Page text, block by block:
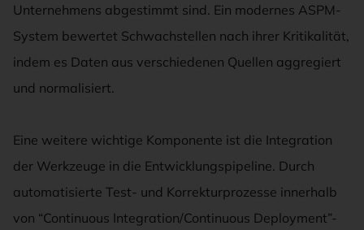
Unternehmens abgestimmt sind. Ein modernes ASPM-
System bewertet Schwachstellen nach ihrer Kritikalität,
indem es Daten aus verschiedenen Quellen aggregiert
und normalisiert.
Eine weitere wichtige Komponente ist die Integration
der Werkzeuge in die Entwicklungspipeline. Durch
automatisierte Test- und Korrekturprozesse innerhalb
von “Continuous Integration/Continuous Deployment”-